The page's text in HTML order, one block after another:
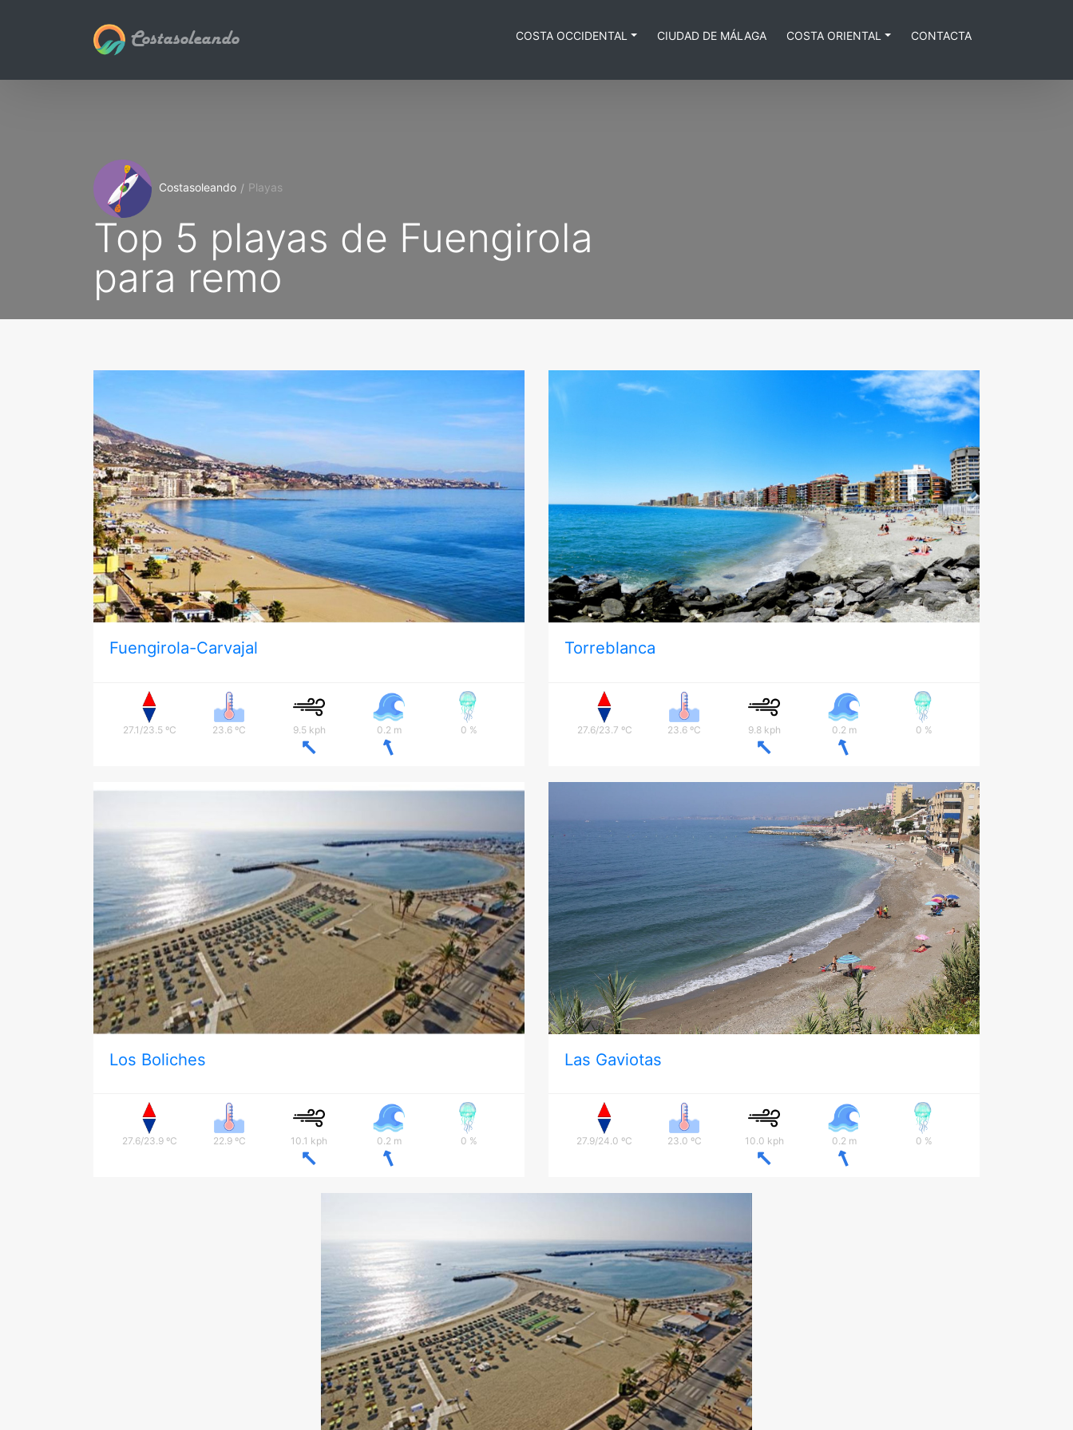
Costasoleando COSTA OCCIDENTAL CIUDAD DE MÁLAGA COSTA ORIENTAL CONTACTA
Costasoleando Playas
Top 5 playas de Fuengirola
para remo
Fuengirola-Carvajal
27.1/23.5 ºC 23.6 ºC 9.5 kph 0.2 m 0 %
Torreblanca
27.6/23.7 ºC 23.6 ºC 9.8 kph 0.2 m 0 %
Los Boliches
27.6/23.9 ºC 22.9 ºC 10.1 kph 0.2 m 0 %
Las Gaviotas
27.9/24.0 ºC 23.0 ºC 10.0 kph 0.2 m 0 %